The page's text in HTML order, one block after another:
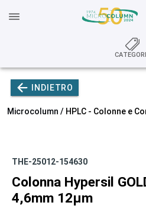
INDIETRO
Microcolumn / HPLC - Colonne e
THE-25012-154630
Colonna Hypersil
4,6mm 12µm